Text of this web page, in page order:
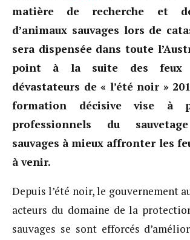
matière de recherche et
d’animaux sauvages lors de
sera dispensée dans toute
point à la suite des feux
dévastateurs de « l’été noir »
formation décisive vise à
professionnels du
sauvages à mieux affronter les
à venir.
Depuis l’été noir, le gouvernement
acteurs du domaine de la
sauvages se sont efforcés